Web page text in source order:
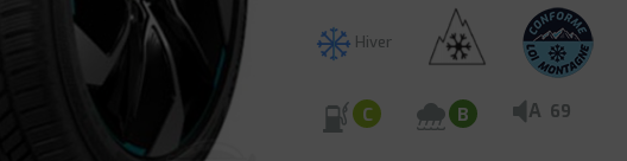
Hiver
C B A 69